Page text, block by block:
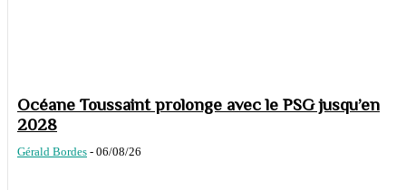
Océane Toussaint prolonge avec le PSG jusqu’en
2028
Gérald Bordes - 06/08/26